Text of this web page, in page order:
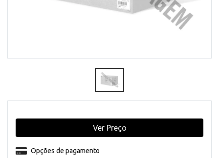
Opções de pagamento
Ver Preço